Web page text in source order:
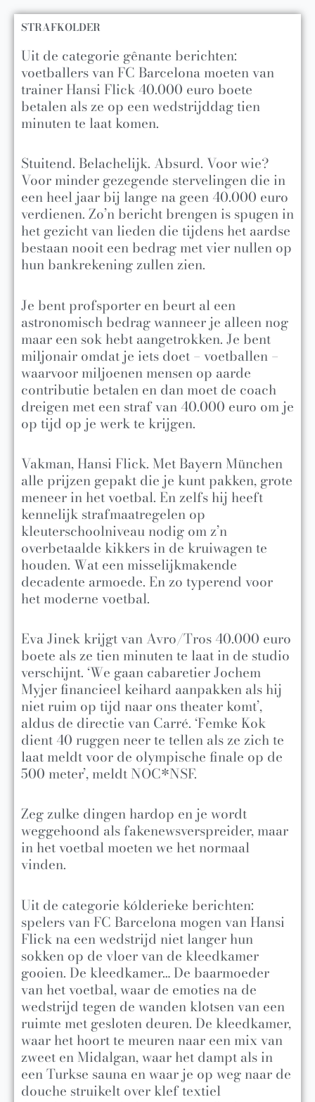
STRAFKOLDER
Uit de categorie gênante berichten:
voetballers van FC Barcelona moeten van
trainer Hansi Flick 40.000 euro boete
betalen als ze op een wedstrijddag tien
minuten te laat komen.
Stuitend. Belachelijk. Absurd. Voor wie?
Voor minder gezegende stervelingen die in
een heel jaar bij lange na geen 40.000 euro
verdienen. Zo’n bericht brengen is spugen in
het gezicht van lieden die tijdens het aardse
bestaan nooit een bedrag met vier nullen op
hun bankrekening zullen zien.
Je bent profsporter en beurt al een
astronomisch bedrag wanneer je alleen nog
maar een sok hebt aangetrokken. Je bent
miljonair omdat je iets doet – voetballen –
waarvoor miljoenen mensen op aarde
contributie betalen en dan moet de coach
dreigen met een straf van 40.000 euro om je
op tijd op je werk te krijgen.
Vakman, Hansi Flick. Met Bayern München
alle prijzen gepakt die je kunt pakken, grote
meneer in het voetbal. En zelfs hij heeft
kennelijk strafmaatregelen op
kleuterschoolniveau nodig om z’n
overbetaalde kikkers in de kruiwagen te
houden. Wat een misselijkmakende
decadente armoede. En zo typerend voor
het moderne voetbal.
Eva Jinek krijgt van Avro/Tros 40.000 euro
boete als ze tien minuten te laat in de studio
verschijnt. ‘We gaan cabaretier Jochem
Myjer financieel keihard aanpakken als hij
niet ruim op tijd naar ons theater komt’,
aldus de directie van Carré. ‘Femke Kok
dient 40 ruggen neer te tellen als ze zich te
laat meldt voor de olympische finale op de
500 meter’, meldt NOC*NSF.
Zeg zulke dingen hardop en je wordt
weggehoond als fakenewsverspreider, maar
in het voetbal moeten we het normaal
vinden.
Uit de categorie kólderieke berichten:
spelers van FC Barcelona mogen van Hansi
Flick na een wedstrijd niet langer hun
sokken op de vloer van de kleedkamer
gooien. De kleedkamer… De baarmoeder
van het voetbal, waar de emoties na de
wedstrijd tegen de wanden klotsen van een
ruimte met gesloten deuren. De kleedkamer,
waar het hoort te meuren naar een mix van
zweet en Midalgan, waar het dampt als in
een Turkse sauna en waar je op weg naar de
douche struikelt over klef textiel